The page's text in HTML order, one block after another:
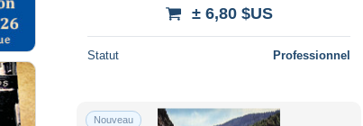
± 6,80 $US
Statut Professionnel
Nouveau